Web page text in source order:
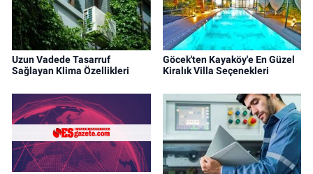
Uzun Vadede Tasarruf
Sağlayan Klima Özellikleri
Göcek'ten Kayaköy'e En Güzel
Kiralık Villa Seçenekleri